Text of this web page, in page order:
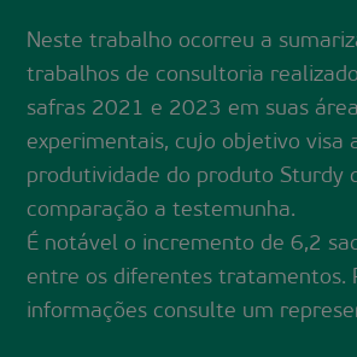
Neste trabalho ocorreu a
trabalhos de consultoria
safras 2021 e 2023 em suas
experimentais, cujo objetivo visa
produtividade do produto Sturdy
comparação a testemunha.
É notável o incremento de 6,2
entre os diferentes tratamentos.
informações consulte um